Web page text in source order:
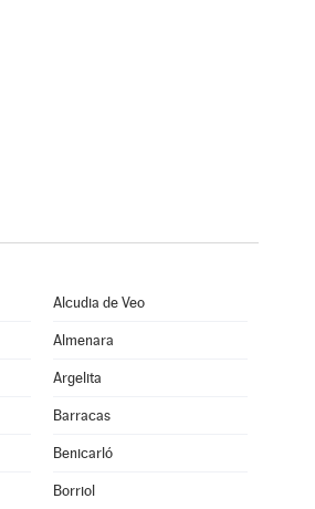
Alcudia de Veo
Almenara
Argelita
Barracas
Benicarló
Borriol